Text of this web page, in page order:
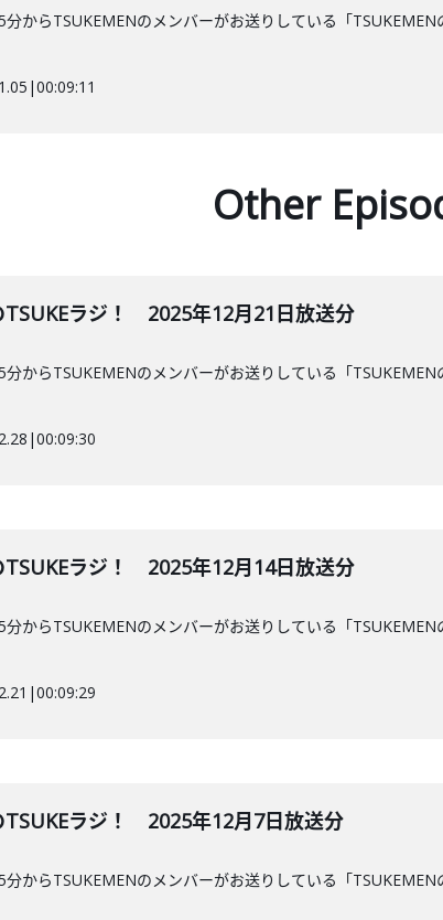
からTSUKEMENのメンバーがお送りしている「TSUKEMEN
|00:09:11
Other
TSUKEラジ！ 2025年12月21日放送分
からTSUKEMENのメンバーがお送りしている「TSUKEMEN
|00:09:30
TSUKEラジ！ 2025年12月14日放送分
からTSUKEMENのメンバーがお送りしている「TSUKEMEN
|00:09:29
TSUKEラジ！ 2025年12月7日放送分
からTSUKEMENのメンバーがお送りしている「TSUKEMEN